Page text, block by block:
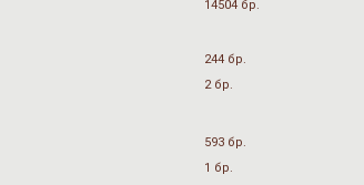
14504 бр.
244 бр.
2 бр.
593 бр.
1 бр.